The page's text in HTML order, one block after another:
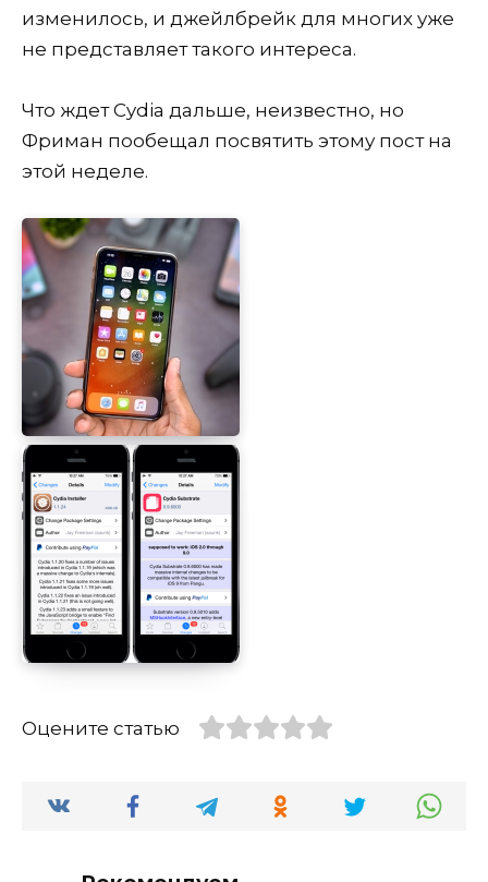
изменилось, и джейлбрейк для многих уже
не представляет такого интереса.
Что ждет Cydia дальше, неизвестно, но
Фриман пообещал посвятить этому пост на
этой неделе.
Оцените статью